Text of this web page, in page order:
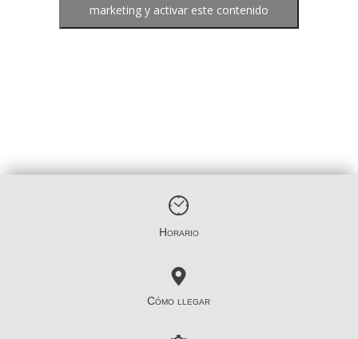
marketing y activar este contenido
Horario
Cómo llegar